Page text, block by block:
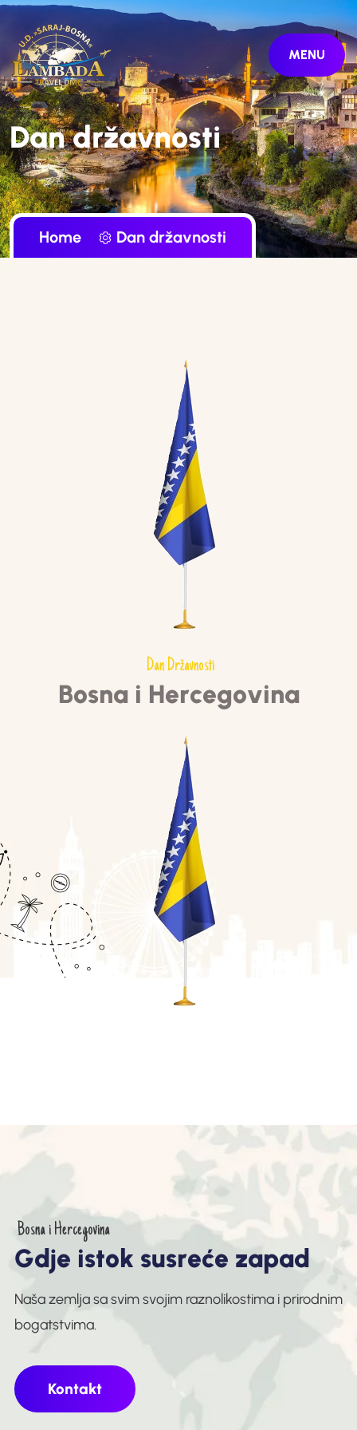
MENU
Dan državnosti
Home Dan državnosti
Dan Državnosti
Bosna i Hercegovina
Bosna i Hercegovina
Gdje istok susreće zapad
Naša zemlja sa svim svojim raznolikostima i prirodnim
bogatstvima.
Kontakt